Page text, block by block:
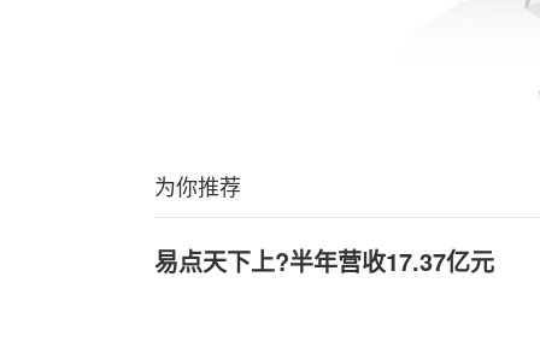
为你推荐
易点天下上?半年营收17.37亿元